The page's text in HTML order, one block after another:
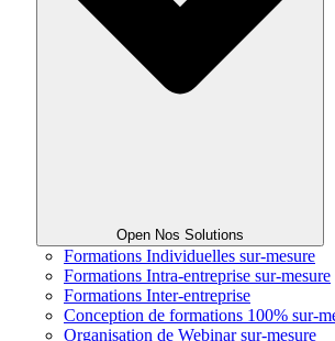
Open Nos Solutions
Formations Individuelles sur-mesure
Formations Intra-entreprise sur-mesure
Formations Inter-entreprise
Conception de formations 100% sur-
Organisation de Webinar sur-mesure